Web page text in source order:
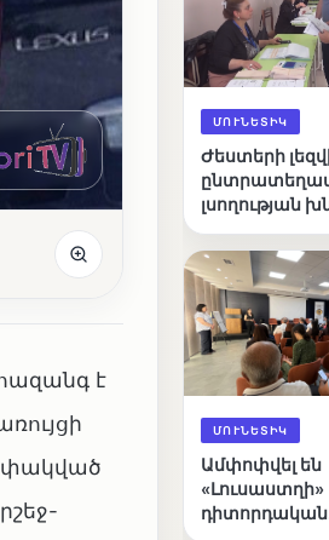
է
ՄՈՒՆԵՏԻԿ
Ժեստերի
լսողության
ճանապարհը
ՄՈՒՆԵՏԻԿ
Ամփոփվել են
«Լուսաստղի»
դիտորդական